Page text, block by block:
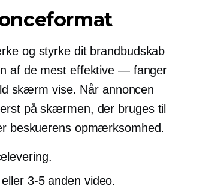
og styrke dit brandbudskab
af ​​de mest effektive — fanger
skærm vise. Når annoncen
på skærmen, der bruges til
beskuerens opmærksomhed.
eller 3-5anden video.